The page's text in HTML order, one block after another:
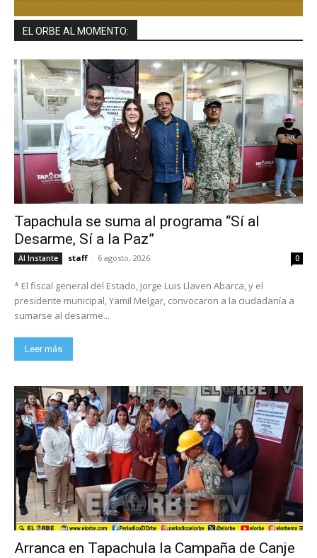
EL ORBE AL MOMENTO:
Tapachula se suma al programa “Sí al
Desarme, Sí a la Paz”
Al Instante staff - 6 agosto, 2026 0
* El fiscal general del Estado, Jorge Luis Llaven Abarca, y el
presidente municipal, Yamil Melgar, convocaron a la ciudadanía a
sumarse al desarme...
Leer más
Arranca en Tapachula la Campaña de Canje